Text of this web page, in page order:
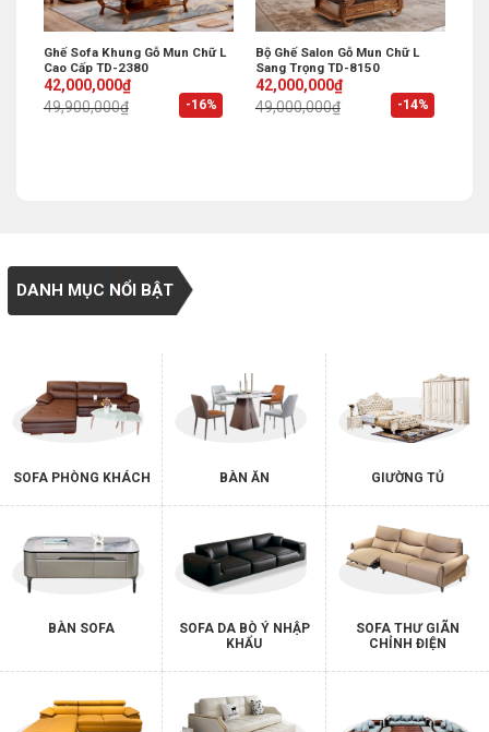
-16%
Ghế Sofa Khung Gỗ Mun Chữ L
Cao Cấp TD-2380
49,900,000₫
Original
price
was:
42,000,000₫
Current
price
is:
-14%
Bộ Ghế Salon Gỗ Mun Chữ L
Sang Trọng TD-8150
49,000,000₫
Original
price
was:
42,000,000₫
Current
price
is:
DANH MỤC NỔI BẬT
SOFA PHÒNG KHÁCH BÀN ĂN GIƯỜNG TỦ
BÀN SOFA
SOFA DA BÒ Ý NHẬP
KHẨU
SOFA THƯ GIÃN
CHỈNH ĐIỆN